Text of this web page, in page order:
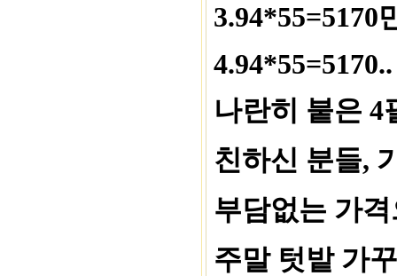
3.94*55=5170
나란히 붙은 4
친하신 분들,
부담없는 가
주말 텃밭 가